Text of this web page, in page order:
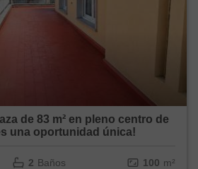
de 83 m² en pleno centro de
una oportunidad única!
2 Baños 100 m²